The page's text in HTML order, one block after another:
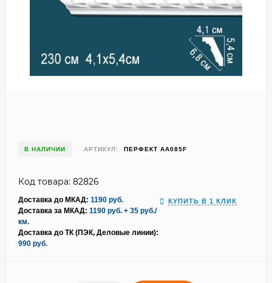
В НАЛИЧИИ АРТИКУЛ: ПЕРФЕКТ AA085F
Код товара: 82826
Доставка до МКАД: 1190 руб.
Доставка за МКАД: 1190 руб. + 35 руб./
км.
Доставка до ТК (ПЭК, Деловые линии):
990 руб.
КУПИТЬ В 1 КЛИК